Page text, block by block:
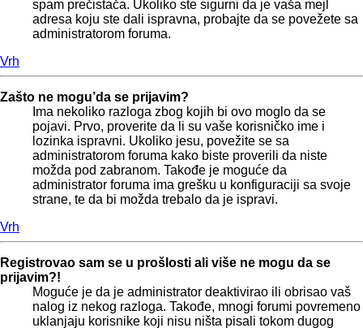
spam prečistača. Ukoliko ste sigurni da je vaša mejl
adresa koju ste dali ispravna, probajte da se povežete sa
administratorom foruma.
Vrh
Zašto ne mogu’da se prijavim?
Ima nekoliko razloga zbog kojih bi ovo moglo da se
pojavi. Prvo, proverite da li su vaše korisničko ime i
lozinka ispravni. Ukoliko jesu, povežite se sa
administratorom foruma kako biste proverili da niste
možda pod zabranom. Takođe je moguće da
administrator foruma ima grešku u konfiguraciji sa svoje
strane, te da bi možda trebalo da je ispravi.
Vrh
Registrovao sam se u prošlosti ali više ne mogu da se
prijavim?!
Moguće je da je administrator deaktivirao ili obrisao vaš
nalog iz nekog razloga. Takođe, mnogi forumi povremeno
uklanjaju korisnike koji nisu ništa pisali tokom dugog